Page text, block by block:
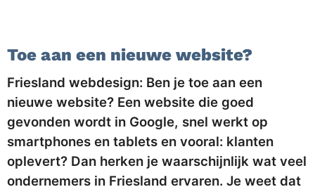
Toe aan een nieuwe website?
Friesland webdesign: Ben je toe aan een
nieuwe website? Een website die goed
gevonden wordt in Google, snel werkt op
smartphones en tablets en vooral: klanten
oplevert? Dan herken je waarschijnlijk wat veel
ondernemers in Friesland ervaren. Je weet dat